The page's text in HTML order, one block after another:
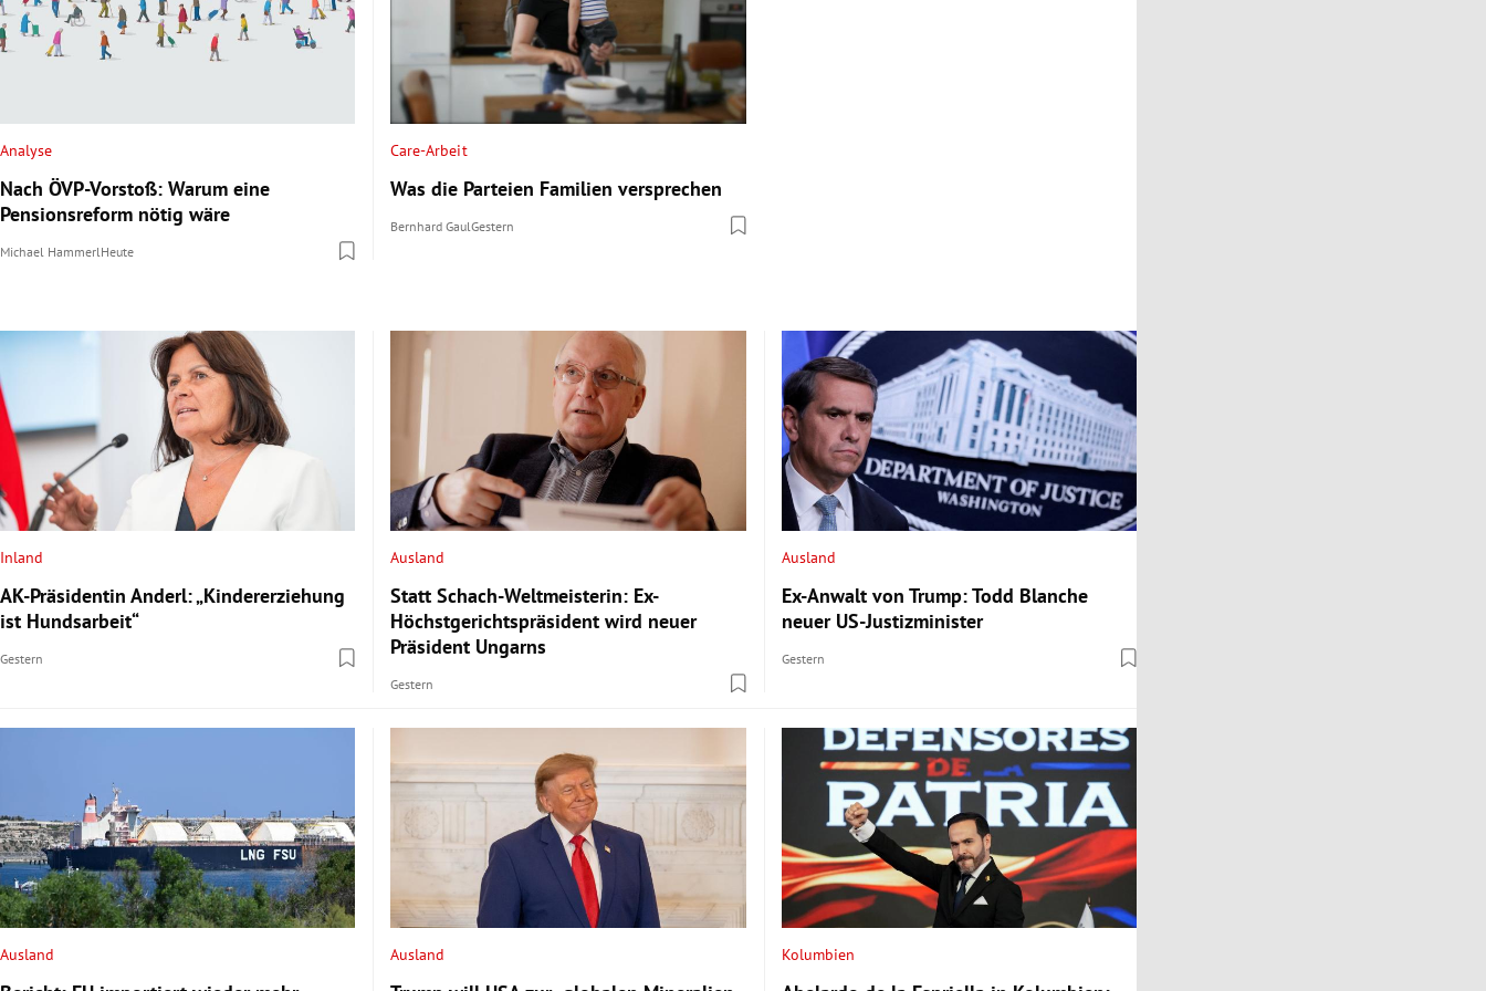
Analyse
Nach ÖVP-Vorstoß: Warum eine
Pensionsreform nötig wäre
Michael Hammerl Heute
Care-Arbeit
Was die Parteien Familien versprechen
Bernhard GaulGestern
Inland
AK-Präsidentin Anderl: „Kindererziehung
ist Hundsarbeit“
Gestern
Ausland
Statt Schach-Weltmeisterin: Ex-
Höchstgerichtspräsident wird neuer
Präsident Ungarns
Gestern
Ausland
Ex-Anwalt von Trump: Todd Blanche
neuer US-Justizminister
Gestern
Ausland Ausland Kolumbien